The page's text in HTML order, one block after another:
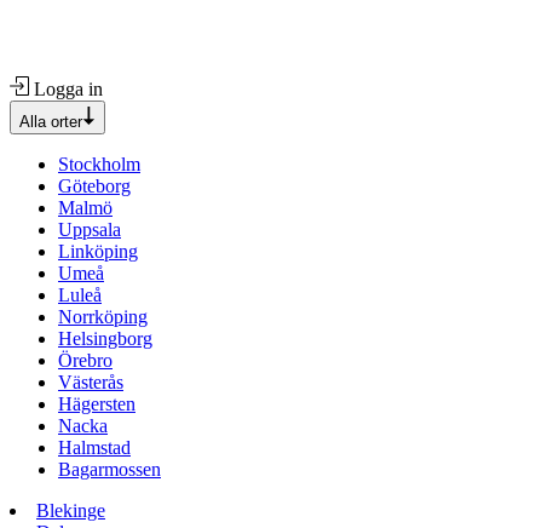
Logga in
Alla orter
Stockholm
Göteborg
Malmö
Uppsala
Linköping
Umeå
Luleå
Norrköping
Helsingborg
Örebro
Västerås
Hägersten
Nacka
Halmstad
Bagarmossen
Blekinge